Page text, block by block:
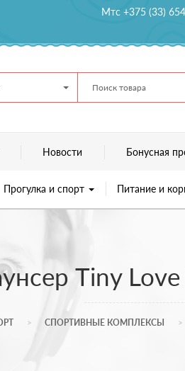
Мтс +375 (33)
Новости Бонусная
Прогулка и спорт Питание и
Tiny
СПОРТИВНЫЕ КОМПЛЕКСЫ